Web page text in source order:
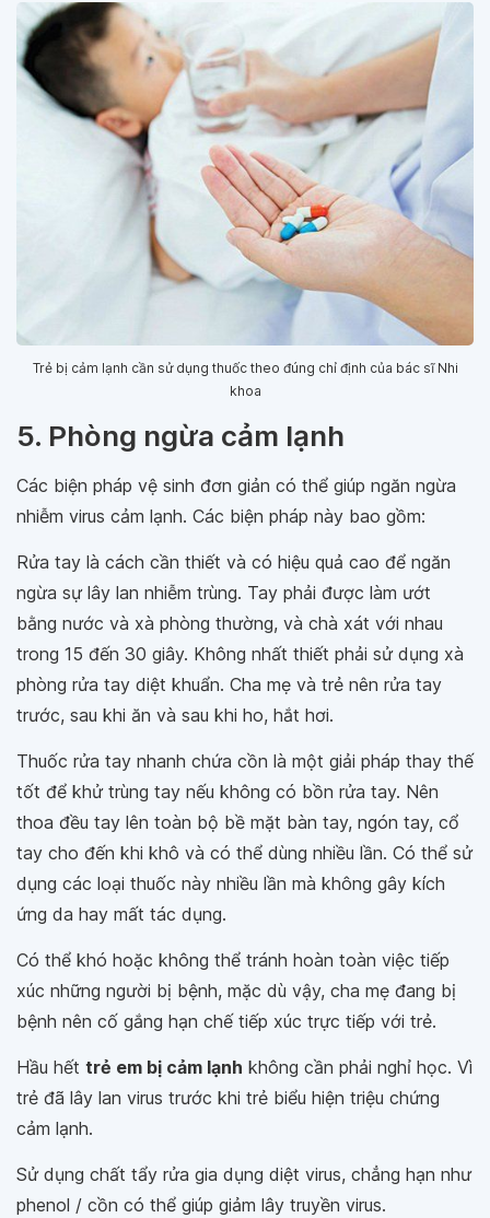
Trẻ bị cảm lạnh cần sử dụng thuốc theo đúng chỉ định của bác sĩ Nhi
khoa
5. Phòng ngừa cảm lạnh
Các biện pháp vệ sinh đơn giản có thể giúp ngăn ngừa
nhiễm virus cảm lạnh. Các biện pháp này bao gồm:
Rửa tay là cách cần thiết và có hiệu quả cao để ngăn
ngừa sự lây lan nhiễm trùng. Tay phải được làm ướt
bằng nước và xà phòng thường, và chà xát với nhau
trong 15 đến 30 giây. Không nhất thiết phải sử dụng xà
phòng rửa tay diệt khuẩn. Cha mẹ và trẻ nên rửa tay
trước, sau khi ăn và sau khi ho, hắt hơi.
Thuốc rửa tay nhanh chứa cồn là một giải pháp thay thế
tốt để khử trùng tay nếu không có bồn rửa tay. Nên
thoa đều tay lên toàn bộ bề mặt bàn tay, ngón tay, cổ
tay cho đến khi khô và có thể dùng nhiều lần. Có thể sử
dụng các loại thuốc này nhiều lần mà không gây kích
ứng da hay mất tác dụng.
Có thể khó hoặc không thể tránh hoàn toàn việc tiếp
xúc những người bị bệnh, mặc dù vậy, cha mẹ đang bị
bệnh nên cố gắng hạn chế tiếp xúc trực tiếp với trẻ.
Hầu hết trẻ em bị cảm lạnh không cần phải nghỉ học. Vì
trẻ đã lây lan virus trước khi trẻ biểu hiện triệu chứng
cảm lạnh.
Sử dụng chất tẩy rửa gia dụng diệt virus, chẳng hạn như
phenol / cồn có thể giúp giảm lây truyền virus.